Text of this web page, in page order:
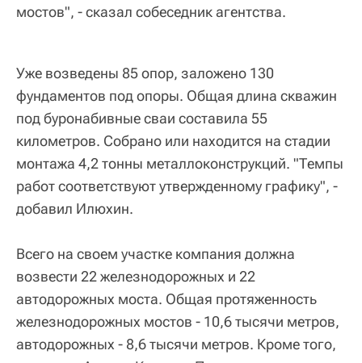
мостов", - сказал собеседник агентства.
Уже возведены 85 опор, заложено 130
фундаментов под опоры. Общая длина скважин
под буронабивные сваи составила 55
километров. Собрано или находится на стадии
монтажа 4,2 тонны металлоконструкций. "Темпы
работ соответствуют утвержденному графику", -
добавил Илюхин.
Всего на своем участке компания должна
возвести 22 железнодорожных и 22
автодорожных моста. Общая протяженность
железнодорожных мостов - 10,6 тысячи метров,
автодорожных - 8,6 тысячи метров. Кроме того,